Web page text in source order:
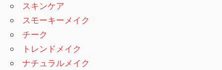
スキンケア
スモーキーメイク
チーク
トレンドメイク
ナチュラルメイク